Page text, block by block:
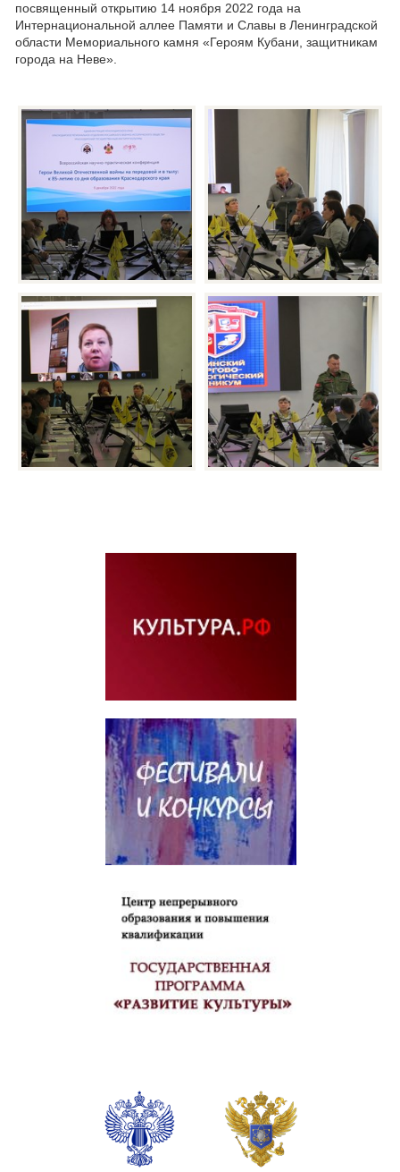
посвященный открытию 14 ноября 2022 года на
Интернациональной аллее Памяти и Славы в Ленинградской
области Мемориального камня «Героям Кубани, защитникам
города на Неве».